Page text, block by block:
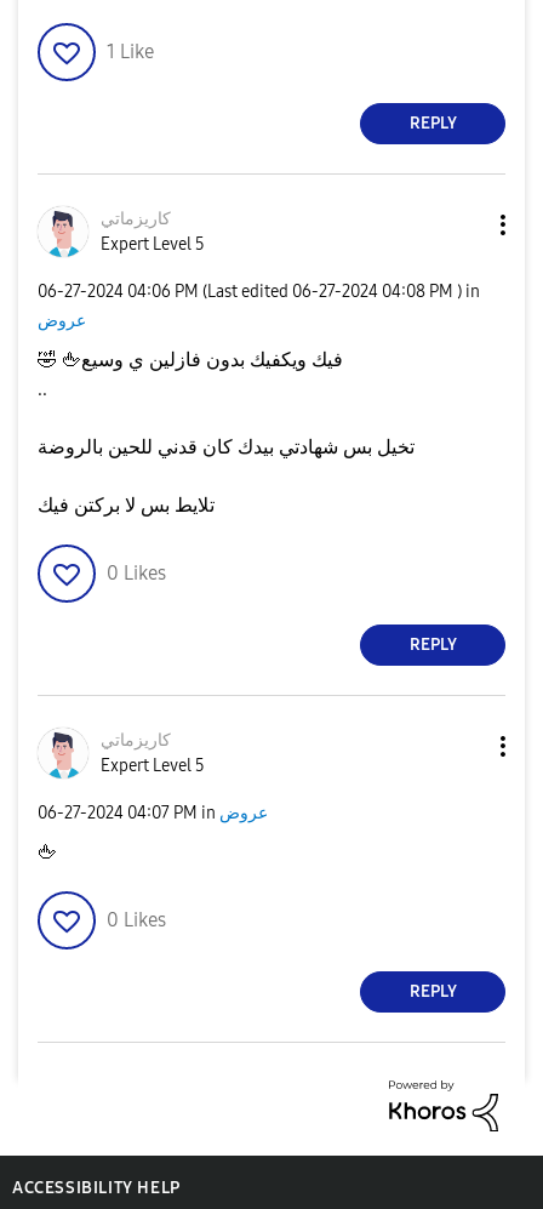
1 Like
REPLY
كاريزماتي
Expert Level 5
‎06-27-2024 04:06 PM (Last edited ‎06-27-2024 04:08 PM ) in
عروض
🤣 🖕فيك ويكفيك بدون فازلين ي وسيع
..
تخيل بس شهادتي بيدك كان قدني للحين بالروضة
تلايط بس لا بركتن فيك
0 Likes
REPLY
كاريزماتي
Expert Level 5
‎06-27-2024 04:07 PM in عروض
🖕
0 Likes
REPLY
ACCESSIBILITY HELP